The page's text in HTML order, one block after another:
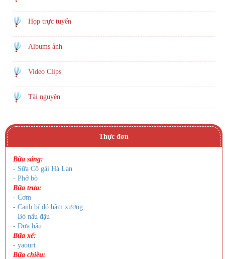
Họp trực tuyến
Albums ảnh
Video Clips
Tài nguyên
Thực đơn
Bữa sáng:
- Sữa Cô gái Hà Lan
- Phở bò
Bữa trưa:
- Cơm
- Canh bí đỏ hầm xương
- Bò nấu đậu
- Dưa hấu
Bữa xế:
- yaourt
Bữa chiều: